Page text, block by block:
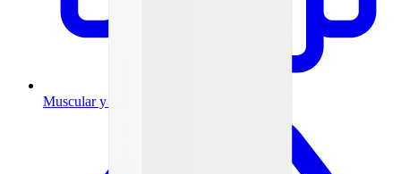
Muscular y articulaciones